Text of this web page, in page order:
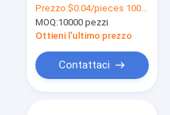
spessore stampa
gravura
Prezzo:$0.04/pieces 10000-199999 pieces
MOQ:10000 pezzi
Ottieni l'ultimo prezzo
Contattaci